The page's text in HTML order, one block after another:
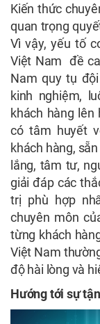
Kiến thức
quan trọng
Vì vậy, yếu tố
Việt Nam đề
Nam quy tụ
kinh nghiệm,
khách hàng lên
có tâm huyết
khách hàng,
lắng, tâm tư,
giải đáp các
trị phù hợp
chuyên môn
từng khách
Việt Nam
độ hài lòng và
Hướng tới sự